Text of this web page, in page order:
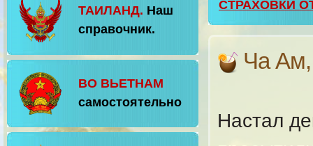
ТАИЛАНД. Наш
справочник.
ВО ВЬЕТНАМ
самостоятельно
СТРАХОВКИ
Ча Ам,
Настал